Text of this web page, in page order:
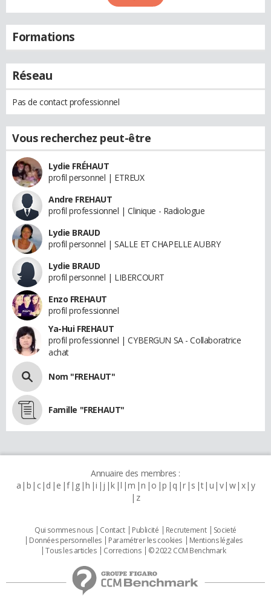
Formations
Réseau
Pas de contact professionnel
Vous recherchez peut-être
Lydie FRÉHAUT
profil personnel | ETREUX
Andre FREHAUT
profil professionnel | Clinique - Radiologue
Lydie BRAUD
profil personnel | SALLE ET CHAPELLE AUBRY
Lydie BRAUD
profil personnel | LIBERCOURT
Enzo FREHAUT
profil professionnel
Ya-Hui FREHAUT
profil professionnel | CYBERGUN SA - Collaboratrice
achat
Nom "FREHAUT"
Famille "FREHAUT"
Annuaire des membres :
a b c d e f g h i j k l m n o p q r s t u v w x y
z
Qui sommes nous Contact Publicité Recrutement
Societé
Données personnelles
Paramétrer les cookies
Mentions légales
Tous les articles
Corrections © 2022 CCM Benchmark